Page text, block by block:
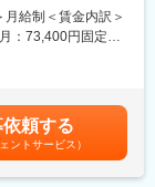
転職者です＞
給制＜賃金内訳＞
：73,400円固定残
に別途日当（月額
応じて年収UP★赴
年2回業績給改
を通じて上下する
依頼する
ントサービス）